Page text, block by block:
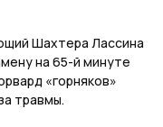
Шахтера Лассина
на 65-й минуте
«горняков»
травмы.